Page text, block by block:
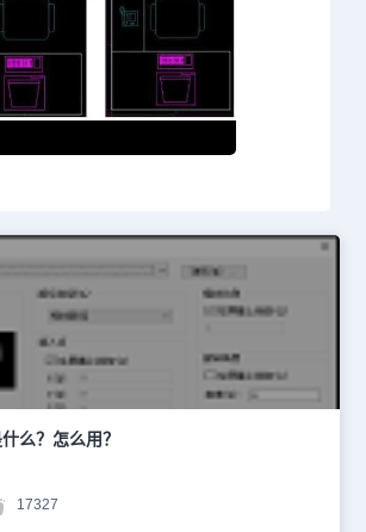
么？怎么用？
17327